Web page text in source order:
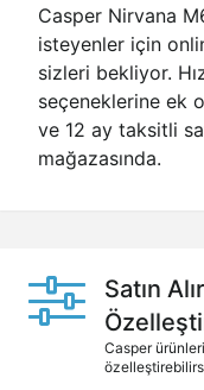
Casper Nirvana
isteyenler için
sizleri bekliyor.
seçeneklerine ek
ve 12 ay taksitli
mağazasında.
Satın
Casper